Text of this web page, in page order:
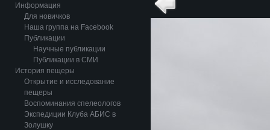
Информация
Для новичков
Наша группа на Facebook
Публикации
Научные публикации
Публикации в СМИ
История пещеры
Открытие и исследование
пещеры
Воспоминания спелеологов
Экспедиции Клуба АБИС в
Золушку